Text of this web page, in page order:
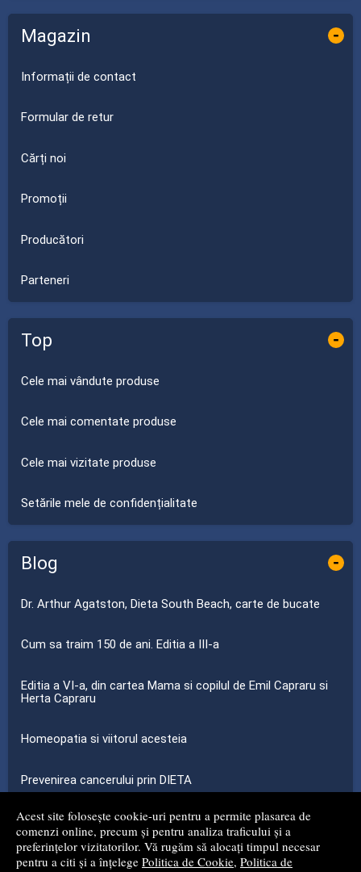
Acest site folosește cookie-uri pentru a permite plasarea de
comenzi online, precum și pentru analiza traficului și a
preferințelor vizitatorilor. Vă rugăm să alocați timpul necesar
pentru a citi și a înțelege Politica de Cookie, Politica de
Magazin -
Informații de contact
Formular de retur
Cărți noi
Promoții
Producători
Parteneri
Top -
Cele mai vândute produse
Cele mai comentate produse
Cele mai vizitate produse
Setările mele de confidențialitate
Blog -
Dr. Arthur Agatston, Dieta South Beach, carte de bucate
Cum sa traim 150 de ani. Editia a III-a
Editia a VI-a, din cartea Mama si copilul de Emil Capraru si
Herta Capraru
Homeopatia si viitorul acesteia
Prevenirea cancerului prin DIETA
...toate știrile
© 2008 - 2026S.C. MG NET DISTRIBUTION S.R.L.